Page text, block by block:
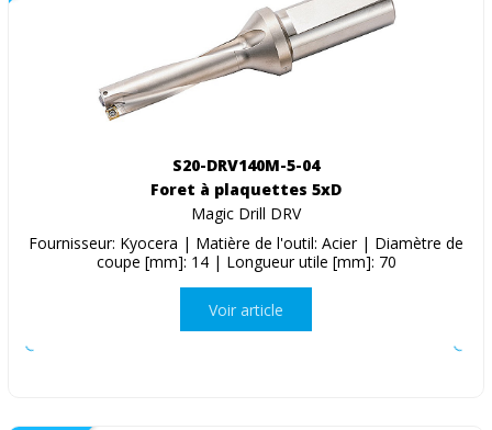
S20-DRV140M-5-04
Foret à plaquettes 5xD
Magic Drill DRV
Fournisseur: Kyocera | Matière de l'outil: Acier | Diamètre de
coupe [mm]: 14 | Longueur utile [mm]: 70
Voir article